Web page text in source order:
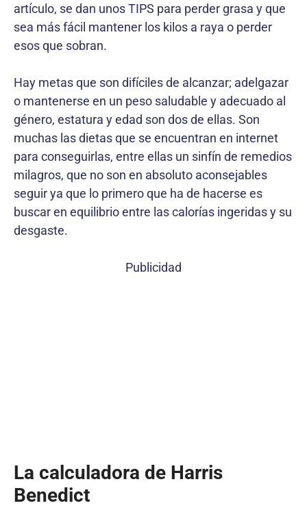
artículo, se dan unos TIPS para perder grasa y que
sea más fácil mantener los kilos a raya o perder
esos que sobran.
Hay metas que son difíciles de alcanzar; adelgazar
o mantenerse en un peso saludable y adecuado al
género, estatura y edad son dos de ellas. Son
muchas las dietas que se encuentran en internet
para conseguirlas, entre ellas un sinfín de remedios
milagros, que no son en absoluto aconsejables
seguir ya que lo primero que ha de hacerse es
buscar en equilibrio entre las calorías ingeridas y su
desgaste.
Publicidad
La calculadora de Harris
Benedict